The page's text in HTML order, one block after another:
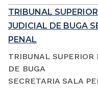
TRIBUNAL
JUDICIAL DE BUGA
PENAL
TRIBUNAL
DE BUGA
SECRETARIA SALA